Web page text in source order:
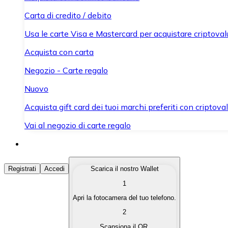
Carta di credito / debito
Usa le carte Visa e Mastercard per acquistare
Acquista con carta
Negozio - Carte regalo
Nuovo
Acquista gift card dei tuoi marchi preferiti con
Vai al negozio di carte regalo
Acquista Criptovalute
Acquista le criptovalute che ti interessano in modo
Converti le tue criptovalute in valuta fiat quando ne hai
Registrati Accedi
Scarica il nostro Wallet
1
Apri la fotocamera del tuo telefono.
2